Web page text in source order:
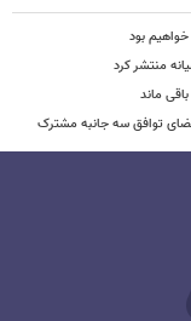
خواهیم بود
منتشر کرد
ماند
توافق سه جانبه مشترک